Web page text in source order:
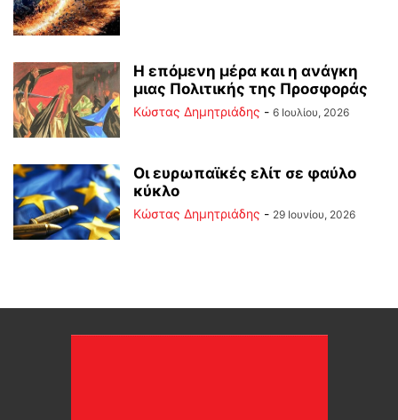
Η επόμενη μέρα και η ανάγκη
μιας Πολιτικής της Προσφοράς
Kώστας Δημητριάδης - 6 Ιουλίου, 2026
Οι ευρωπαϊκές ελίτ σε φαύλο
κύκλο
Kώστας Δημητριάδης - 29 Ιουνίου, 2026